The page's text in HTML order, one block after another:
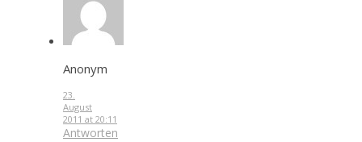
Anonym
23.
August
2011 at 20:11
Antworten